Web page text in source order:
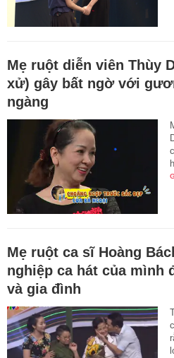
Mẹ ruột diễn viên Thùy
xử) gây bất ngờ với
ngàng
Mẹ ruột ca sĩ Hoàng
nghiệp ca hát của mình
và gia đình